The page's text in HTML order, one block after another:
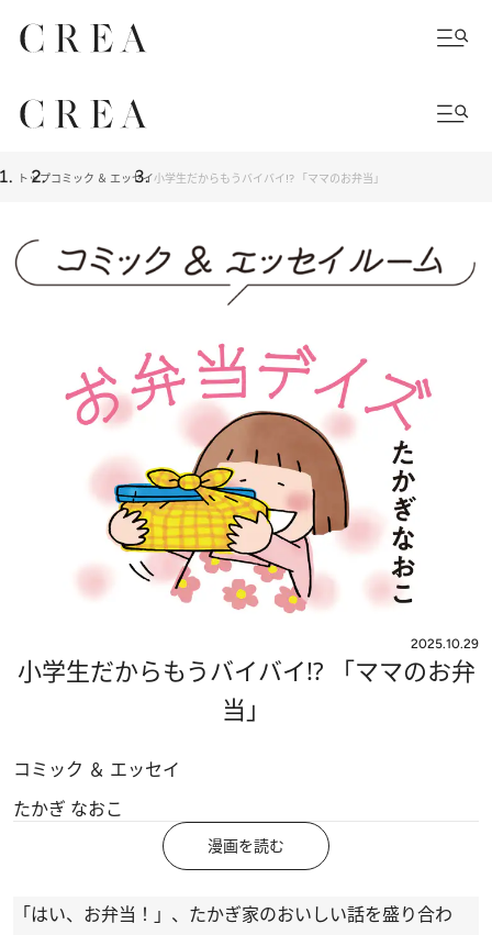
トップコミック ＆ エッセイ小学生だからもうバイバイ!? 「ママのお弁当」
2025.10.29
小学生だからもうバイバイ!? 「ママのお弁
当」
コミック ＆ エッセイ
たかぎ なおこ
漫画を読む
「はい、お弁当！」、たかぎ家のおいしい話を盛り合わ